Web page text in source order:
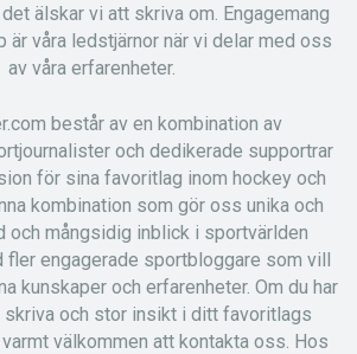
älskar vi att skriva om. Engagemang
är våra ledstjärnor när vi delar med oss
av våra erfarenheter.
består av en kombination av
och dedikerade supportrar
för sina favoritlag inom hockey och
kombination som gör oss unika och
och mångsidig inblick i sportvärlden
fler engagerade sportbloggare som vill
kunskaper och erfarenheter. Om du har
skriva och stor insikt i ditt favoritlags
välkommen att kontakta oss. Hos